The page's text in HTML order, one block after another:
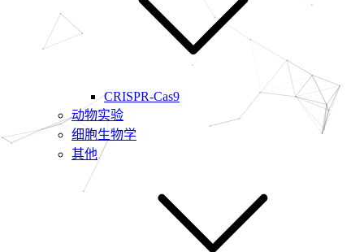
CRISPR-Cas9
动物实验
细胞生物学
其他